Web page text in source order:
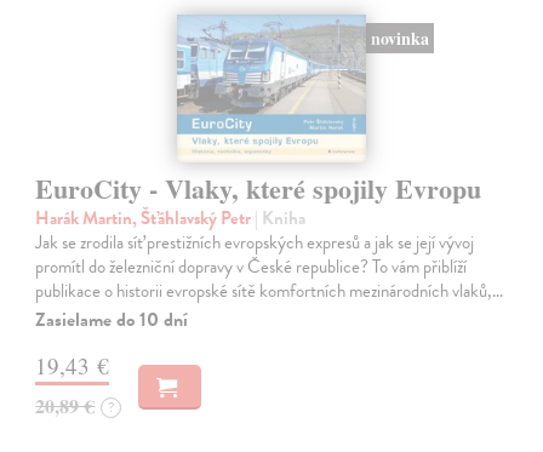
novinka
EuroCity - Vlaky, které spojily Evropu
Harák Martin, Šťáhlavský Petr| Kniha
Jak se zrodila síť prestižních evropských expresů a jak se její vývoj
promítl do železniční dopravy v České republice? To vám přiblíží
publikace o historii evropské sítě komfortních mezinárodních vlaků,…
Zasielame do 10 dní
19,43 €
20,89 € ?